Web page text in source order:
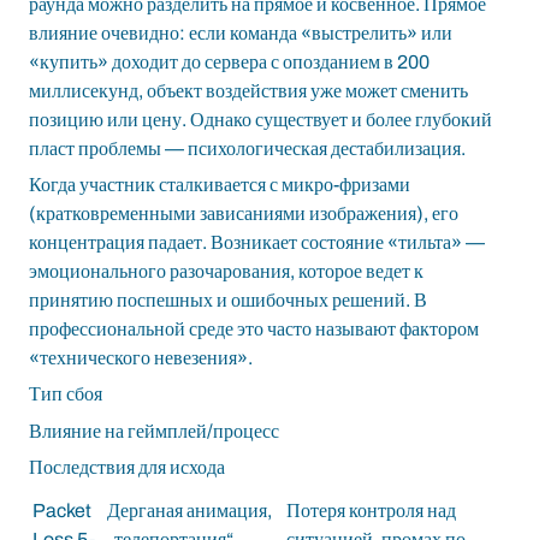
влияние очевидно: если команда «выстрелить» или
«купить» доходит до сервера с опозданием в 200
миллисекунд, объект воздействия уже может сменить
позицию или цену. Однако существует и более глубокий
пласт проблемы — психологическая дестабилизация.
Когда участник сталкивается с микро-фризами
(кратковременными зависаниями изображения), его
концентрация падает. Возникает состояние «тильта» —
эмоционального разочарования, которое ведет к
принятию поспешных и ошибочных решений. В
профессиональной среде это часто называют фактором
«технического невезения».
Тип сбоя
Влияние на геймплей/процесс
Последствия для исхода
Packet
Дерганая анимация,
Потеря контроля над